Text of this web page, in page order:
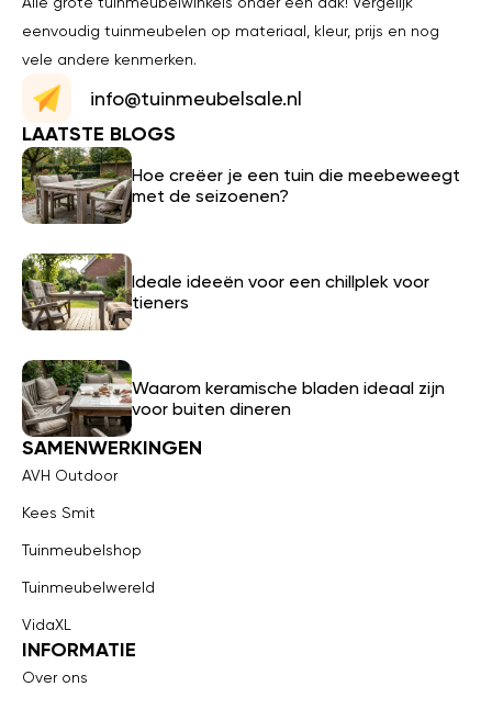
eenvoudig tuinmeubelen op materiaal, kleur, prijs en nog
vele andere kenmerken.
info@tuinmeubelsale.nl
LAATSTE BLOGS
Hoe creëer je een tuin die meebeweegt
met de seizoenen?
Ideale ideeën voor een chillplek voor
tieners
Waarom keramische bladen ideaal zijn
voor buiten dineren
SAMENWERKINGEN
AVH Outdoor
Kees Smit
Tuinmeubelshop
Tuinmeubelwereld
VidaXL
INFORMATIE
Over ons